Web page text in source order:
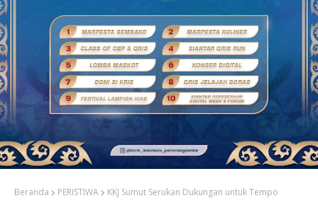
Beranda PERISTIWA KKJ Sumut Serukan Dukungan untuk Tempo